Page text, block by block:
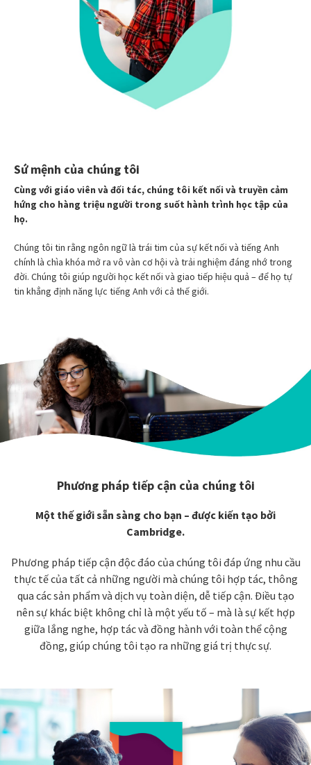
Sứ mệnh của chúng tôi
Cùng với giáo viên và đối tác, chúng tôi kết nối và truyền cảm
hứng cho hàng triệu người trong suốt hành trình học tập của
họ.
Chúng tôi tin rằng ngôn ngữ là trái tim của sự kết nối và tiếng Anh
chính là chìa khóa mở ra vô vàn cơ hội và trải nghiệm đáng nhớ trong
đời. Chúng tôi giúp người học kết nối và giao tiếp hiệu quả – để họ tự
tin khẳng định năng lực tiếng Anh với cả thế giới.
Phương pháp tiếp cận của chúng tôi
Một thế giới sẵn sàng cho bạn – được kiến tạo bởi
Cambridge.
Phương pháp tiếp cận độc đáo của chúng tôi đáp ứng nhu cầu
thực tế của tất cả những người mà chúng tôi hợp tác, thông
qua các sản phẩm và dịch vụ toàn diện, dễ tiếp cận. Điều tạo
nên sự khác biệt không chỉ là một yếu tố – mà là sự kết hợp
giữa lắng nghe, hợp tác và đồng hành với toàn thể cộng
đồng, giúp chúng tôi tạo ra những giá trị thực sự.